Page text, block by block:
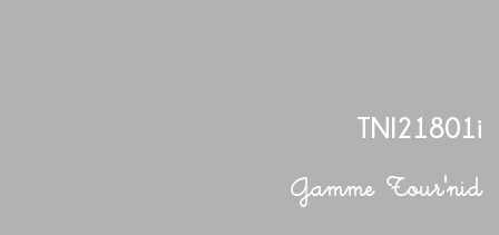
TNI21801i
Gamme Tour'nid